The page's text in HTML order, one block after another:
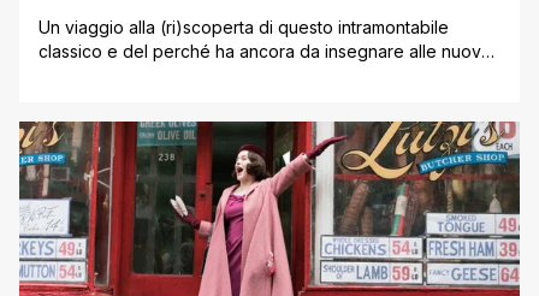
Un viaggio alla (ri)scoperta di questo intramontabile
classico e del perché ha ancora da insegnare alle nuove
dagli anni '20 in poi ' in home video, ecco che gli
spettatori hanno modo di (ri)appassionarsi a vecchi
intramontabili classici [']